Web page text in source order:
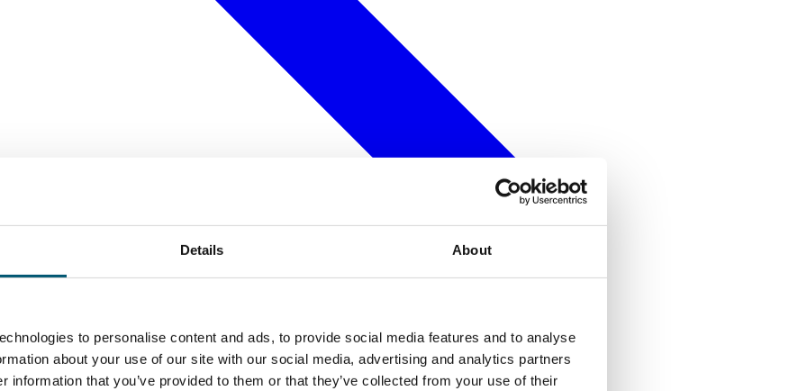
Details About
to personalise content and ads, to provide social media features and to analyse
about your use of our site with our social media, advertising and analytics partners
information that you’ve provided to them or that they’ve collected from your use of their